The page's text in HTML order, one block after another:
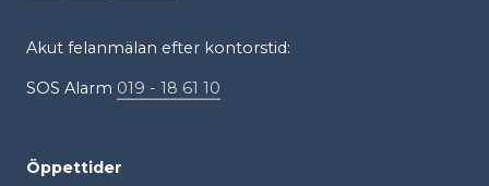
Akut felanmälan efter kontorstid:
SOS Alarm 019 - 18 61 10
Öppettider